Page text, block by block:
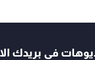
في بريدك